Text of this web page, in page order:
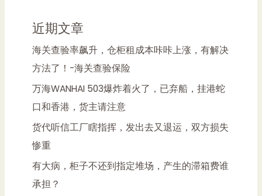
近期文章
海关查验率飙升，仓柜租成本咔咔上涨，有解决
方法了！-海关查验保险
万海WANHAI 503爆炸着火了，已弃船，挂港蛇
口和香港，货主请注意
货代听信工厂瞎指挥，发出去又退运，双方损失
惨重
有大病，柜子不还到指定堆场，产生的滞箱费谁
承担？